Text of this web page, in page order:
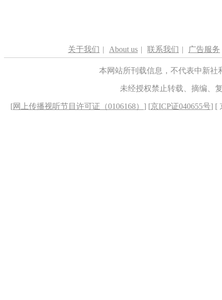
关于我们 | About us | 联系我们 | 广告服务
本网站所刊载信息，不代表中新
未经授权禁止转载、摘编、
[网上传播视听节目许可证（0106168） ] [京ICP证040655号] [